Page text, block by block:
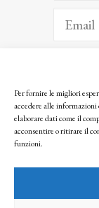
Per fornire le migliori
accedere alle
elaborare dati come il
acconsentire o ritirare il
funzioni.
Facendo clic per
seguendo la nostra
© 2025 Istituto
l’autorizzazione scritta